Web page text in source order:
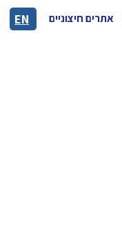
EN אתרים חיצוניים